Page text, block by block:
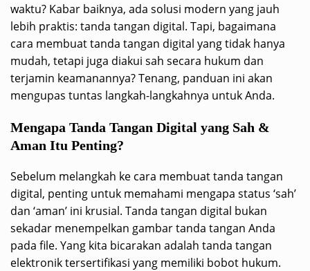
waktu? Kabar baiknya, ada solusi modern yang jauh
lebih praktis: tanda tangan digital. Tapi, bagaimana
cara membuat tanda tangan digital yang tidak hanya
mudah, tetapi juga diakui sah secara hukum dan
terjamin keamanannya? Tenang, panduan ini akan
mengupas tuntas langkah-langkahnya untuk Anda.
Mengapa Tanda Tangan Digital yang Sah &
Aman Itu Penting?
Sebelum melangkah ke cara membuat tanda tangan
digital, penting untuk memahami mengapa status ‘sah’
dan ‘aman’ ini krusial. Tanda tangan digital bukan
sekadar menempelkan gambar tanda tangan Anda
pada file. Yang kita bicarakan adalah tanda tangan
elektronik tersertifikasi yang memiliki bobot hukum.